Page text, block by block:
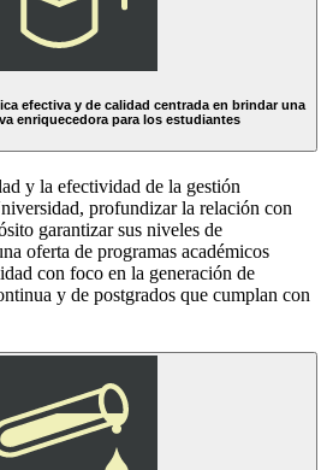
efectiva y de calidad centrada en brindar una
enriquecedora para los estudiantes
y la efectividad de la gestión
profundizar la relación con
garantizar sus niveles de
oferta de programas académicos
con foco en la generación de
y de postgrados que cumplan con